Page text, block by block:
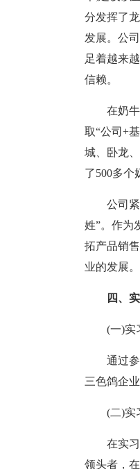
分发挥了
发展。公
足着越来
信赖。
在奶
取“公司+
城、卧龙
了500多个
公司
姓”。作为
拓产品销
业的发展。
四、
(一)实
通过
三色鸽企
(二)实
在实
领头者，